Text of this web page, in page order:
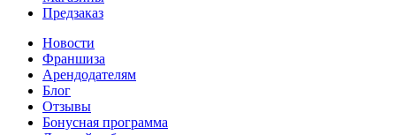
Предзаказ
Новости
Франшиза
Арендодателям
Блог
Отзывы
Бонусная программа